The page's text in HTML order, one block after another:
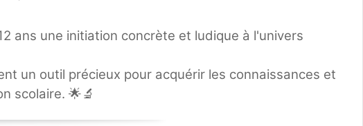
ans une initiation concrète et ludique à l'univers
un outil précieux pour acquérir les connaissances et
scolaire. 🌟🔬